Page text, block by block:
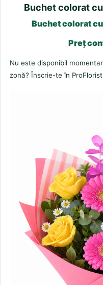
Buchet colorat
Buchet colorat
Preț
Nu este disponibil
zonă? Înscrie-te în